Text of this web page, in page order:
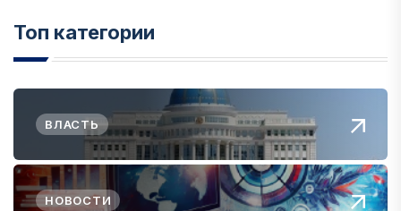
Топ категории
ВЛАСТЬ
НОВОСТИ